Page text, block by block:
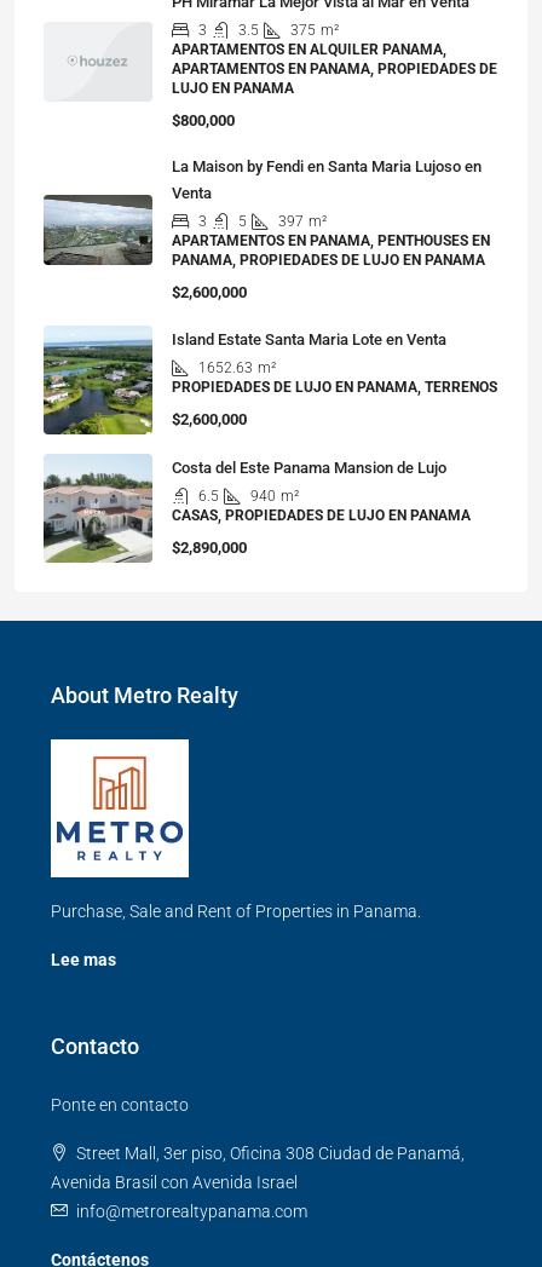
3 3.5 375 m²
APARTAMENTOS EN ALQUILER PANAMA,
APARTAMENTOS EN PANAMA, PROPIEDADES DE
LUJO EN PANAMA
$800,000
La Maison by Fendi en Santa Maria Lujoso en
Venta
3 5 397 m²
APARTAMENTOS EN PANAMA, PENTHOUSES EN
PANAMA, PROPIEDADES DE LUJO EN PANAMA
$2,600,000
Island Estate Santa Maria Lote en Venta
1652.63 m²
PROPIEDADES DE LUJO EN PANAMA, TERRENOS
$2,600,000
Costa del Este Panama Mansion de Lujo
6.5 940 m²
CASAS, PROPIEDADES DE LUJO EN PANAMA
$2,890,000
About Metro Realty
Purchase, Sale and Rent of Properties in Panama.
Lee mas
Contacto
Ponte en contacto
Street Mall, 3er piso, Oficina 308 Ciudad de Panamá,
Avenida Brasil con Avenida Israel
info@metrorealtypanama.com
Contáctenos